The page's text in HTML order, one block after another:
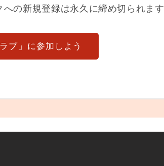
の新規登録は永久に締め切られます
ブ」に参加しよう